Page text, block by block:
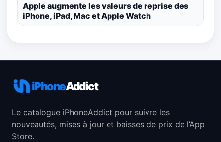
Apple augmente les valeurs de reprise des
iPhone, iPad, Mac et Apple Watch
iPhoneAddict
Le catalogue iPhoneAddict pour suivre les
nouveautés, mises à jour et baisses de prix de l’App
Store.